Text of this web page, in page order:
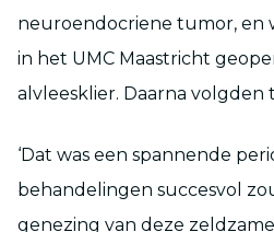
neuroendocriene tumor, en
in het UMC Maastricht
alvleesklier. Daarna
‘Dat was een spannende
behandelingen succesvol
genezing van deze